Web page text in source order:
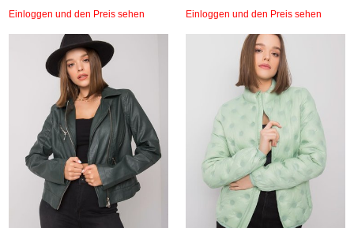
Einloggen und den Preis sehen Einloggen und den Preis sehen